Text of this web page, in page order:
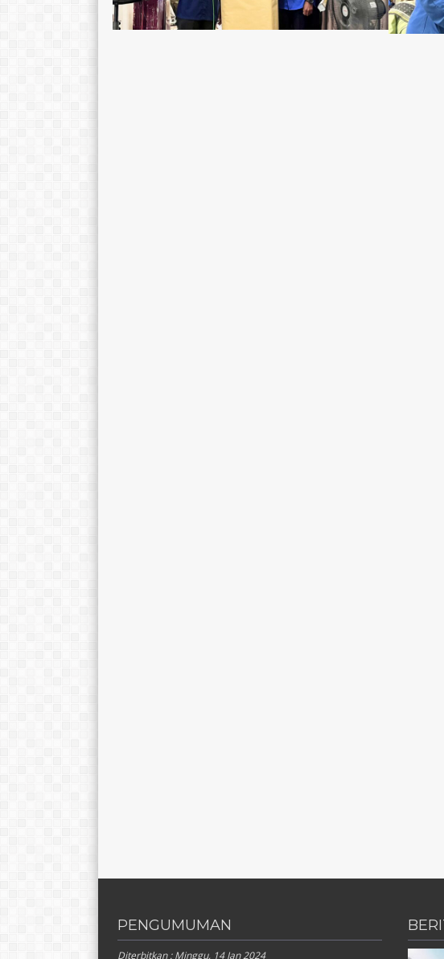
PENGUMUMAN
Diterbitkan :Minggu, 14 Jan 2024